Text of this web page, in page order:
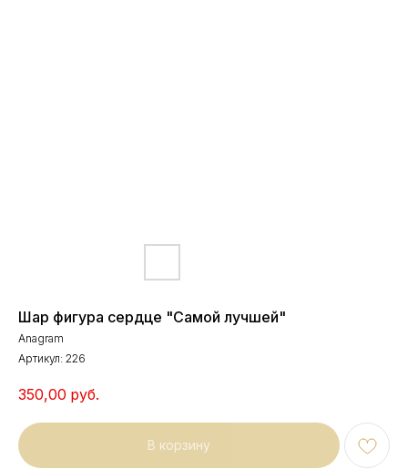
Шар фигура сердце "Самой лучшей"
Anagram
Артикул: 226
350,00 руб.
В корзину